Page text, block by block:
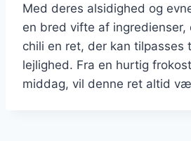
Med deres alsidighed og
en bred vifte af ingredienser,
chili en ret, der kan tilpasses
lejlighed. Fra en hurtig
middag, vil denne ret altid